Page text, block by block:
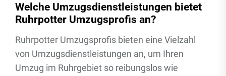
Welche Umzugsdienstleistungen bietet
Ruhrpotter Umzugsprofis an?
Ruhrpotter Umzugsprofis bieten eine Vielzahl
von Umzugsdienstleistungen an, um Ihren
Umzug im Ruhrgebiet so reibungslos wie